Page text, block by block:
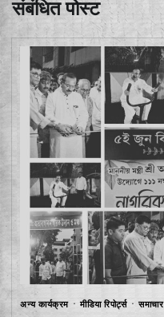
संबंधित पोस्ट
अन्य कार्यक्रम मीडिया रिपोर्ट्स समाचार